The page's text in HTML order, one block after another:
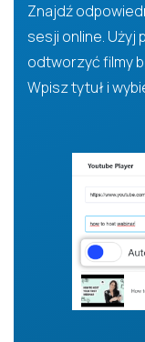
Znajdź
sesji online. Użyj
odtworzyć filmy
Wpisz tytuł i